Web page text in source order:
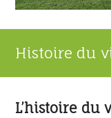
Histoire du
L’histoire du